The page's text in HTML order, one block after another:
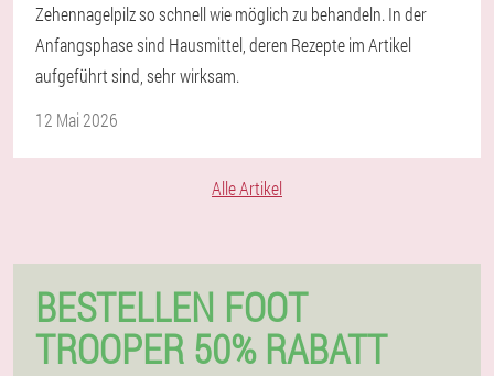
Zehennagelpilz so schnell wie möglich zu behandeln. In der
Anfangsphase sind Hausmittel, deren Rezepte im Artikel
aufgeführt sind, sehr wirksam.
12 Mai 2026
Alle Artikel
BESTELLEN FOOT
TROOPER 50% RABATT